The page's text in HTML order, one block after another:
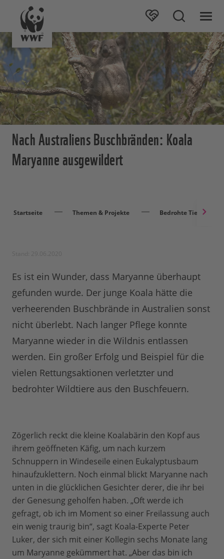
Nach Australiens Buschbränden: Koala
Maryanne ausgewildert
Startseite Themen & Projekte Bedrohte Tierarten
Es ist ein Wunder, dass Maryanne überhaupt
gefunden wurde. Der junge Koala hätte die
verheerenden Buschbrände in Australien sonst
nicht überlebt. Nach langer Pflege konnte
Maryanne wieder in die Wildnis entlassen
werden. Ein großer Erfolg und Beispiel für die
vielen Rettungsaktionen verletzter und
bedrohter Wildtiere aus den Buschfeuern.
Zögerlich reckt die kleine Koalabärin den Kopf aus
ihrem geöffneten Käfig, um nach kurzem
Schnuppern in Windeseile einen Eukalyptusbaum
hinaufzuklettern. Noch einmal blickt Maryanne nach
unten in die glücklichen Gesichter derer, die ihr bei
der Genesung geholfen haben. „Oft werde ich
gefragt, ob ich im Moment so einer Freilassung auch
ein wenig traurig bin“, sagt Koala-Experte Peter
Luker, der sich mit einer Kollegin sechs Monate lang
um Maryanne gekümmert hat. „Aber das bin ich